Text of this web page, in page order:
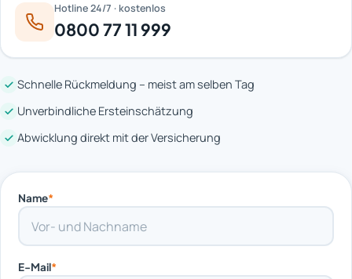
Hotline 24/7 · kostenlos
0800 77 11 999
Schnelle Rückmeldung – meist am selben Tag
Unverbindliche Ersteinschätzung
Abwicklung direkt mit der Versicherung
Name*
E-Mail*